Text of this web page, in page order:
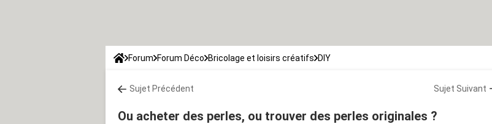
Forum Forum Déco Bricolage et loisirs créatifs DIY
Sujet Précédent Sujet Suivant
Ou acheter des perles, ou trouver des perles originales ?